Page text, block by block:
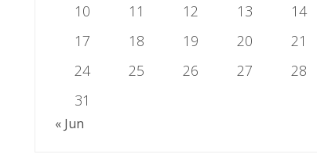
10
11 12 13 14
17
18 19 20 21
24
25 26 27 28
31
« Jun